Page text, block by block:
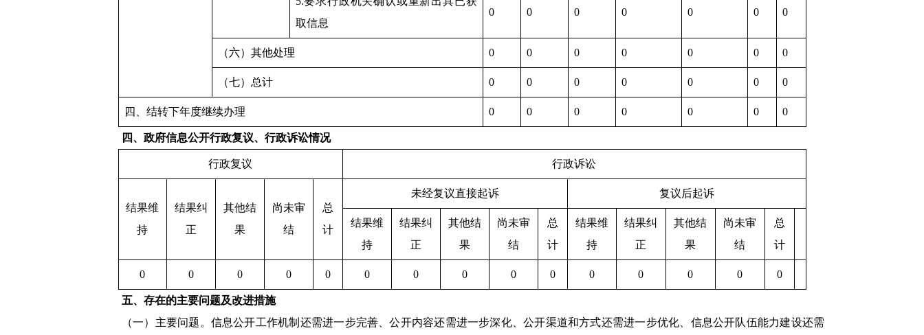
取信息
0 0 0 0 0 0 0
（六）其他处理 0 0 0 0 0 0 0
（七）总计 0 0 0 0 0 0 0
四、结转下年度继续办理 0 0 0 0 0 0 0
四、政府信息公开行政复议、行政诉讼情况
行政复议 行政诉讼
结果维
持
结果纠
正
其他结
果
尚未审
结
总
计
未经复议直接起诉 复议后起诉
结果维
持
结果纠
正
其他结
果
尚未审
结
总
计
结果维
持
结果纠
正
其他结
果
尚未审
结
总
计
0 0 0 0 0 0 0 0 0 0 0 0 0 0 0
五、存在的主要问题及改进措施
（一）主要问题。信息公开工作机制还需进一步完善、公开内容还需进一步深化、公开渠道和方式还需进一步优化、信息公开队伍能力建设还需